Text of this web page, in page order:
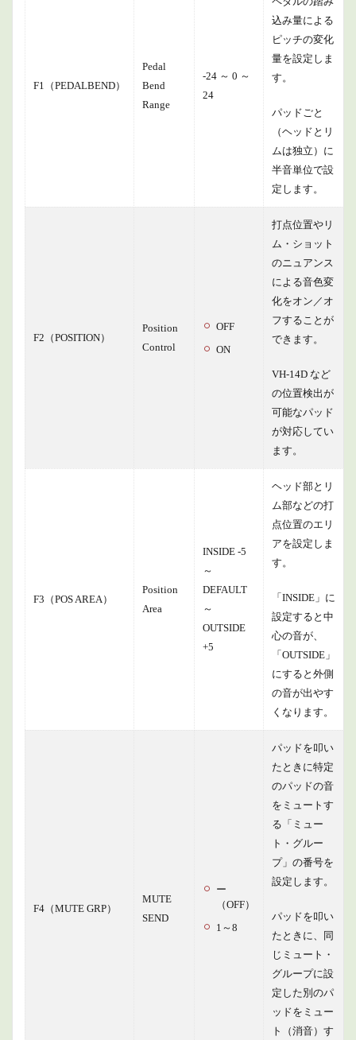
F1（PEDALBEND）
Pedal
Bend
Range
-24 ～ 0 ～
24
込み量による
ピッチの変化
量を設定しま
す。
パッドごと
（ヘッドとリ
ムは独立）に
半音単位で設
定します。
F2（POSITION）
Position
Control
OFF
ON
打点位置やリ
ム・ショット
のニュアンス
による音色変
化をオン／オ
フすることが
できます。
VH-14D など
の位置検出が
可能なパッド
が対応してい
ます。
F3（POS AREA）
Position
Area
INSIDE -5
～
DEFAULT
～
OUTSIDE
+5
ヘッド部とリ
ム部などの打
点位置のエリ
アを設定しま
す。
「INSIDE」に
設定すると中
心の音が、
「OUTSIDE」
にすると外側
の音が出やす
くなります。
F4（MUTE GRP）
MUTE
SEND
ー
（OFF）
1～8
パッドを叩い
たときに特定
のパッドの音
をミュートす
る「ミュー
ト・グルー
プ」の番号を
設定します。
パッドを叩い
たときに、同
じミュート・
グループに設
定した別のパ
ッドをミュー
ト（消音）す